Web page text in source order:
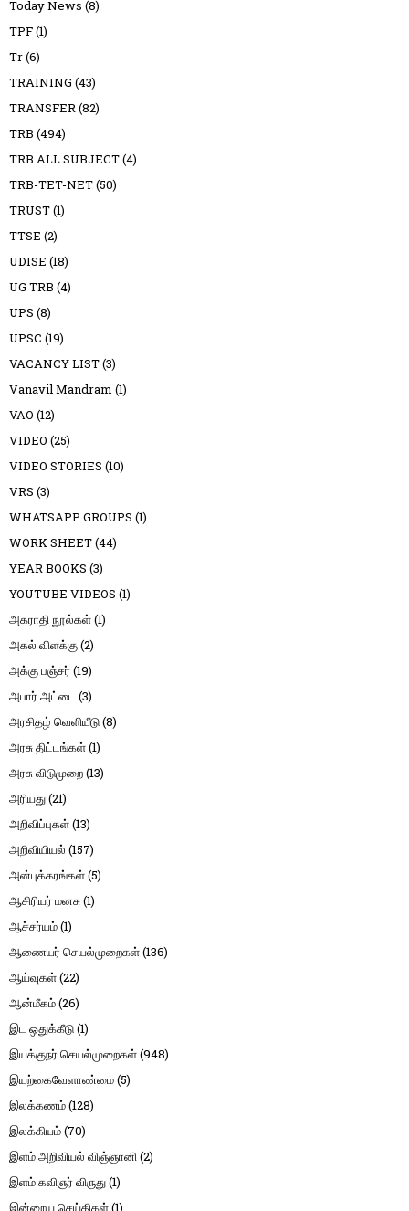
Today News (8)
TPF(1)
Tr(6)
TRAINING (43)
TRANSFER(82)
TRB (494)
TRB ALL SUBJECT(4)
TRB-TET-NET(50)
TRUST(1)
TTSE (2)
UDISE (18)
UG TRB (4)
UPS (8)
UPSC (19)
VACANCY LIST(3)
Vanavil Mandram (1)
VAO (12)
VIDEO (25)
VIDEO STORIES (10)
VRS (3)
WHATSAPP GROUPS (1)
WORK SHEET(44)
YEAR BOOKS (3)
YOUTUBE VIDEOS (1)
அகராதி நூல்கள்(1)
அகல் விளக்கு(2)
அக்கு பஞ்சர் (19)
அபார் அட்டை (3)
அரசிதழ் வெளியீடு(8)
அரசு திட்டங்கள்(1)
அரசு விடுமுறை(13)
அரியது(21)
அறிவிப்புகள்(13)
அறிவியியல் (157)
அன்புக்கரங்கள்(5)
ஆசிரியர் மனசு(1)
ஆச்சர்யம்(1)
ஆணையர் செயல்முறைகள்(136)
ஆய்வுகள்(22)
ஆன்மீகம்(26)
இட ஒதுக்கீடு(1)
இயக்குநர் செயல்முறைகள்(948)
இயற்கைவேளாண்மை(5)
இலக்கணம்(128)
இலக்கியம்(70)
இளம் அறிவியல் விஞ்ஞானி(2)
இளம் கவிஞர் விருது(1)
இன்றைய செய்திகள்(1)